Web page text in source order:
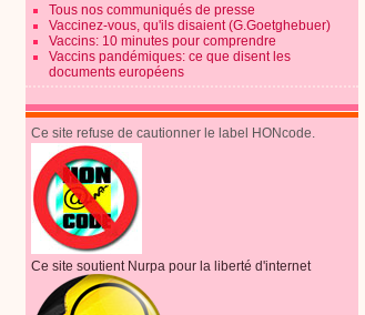
Tous nos communiqués de presse
Vaccinez-vous, qu'ils disaient (G.Goetghebuer)
Vaccins: 10 minutes pour comprendre
Vaccins pandémiques: ce que disent les
documents européens
Ce site refuse de cautionner le label HONcode.
Ce site soutient Nurpa pour la liberté d'internet